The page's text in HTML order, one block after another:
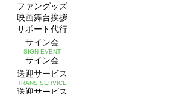
ファングッズ
映画舞台挨拶
サポート代行
サイン会
SIGN EVENT
サイン会
送迎サービス
TRANS SERVICE
送迎サービス